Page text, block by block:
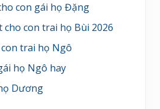
con gái họ Đặng
cho con trai họ Bùi 2026
trai họ Ngô
họ Ngô hay
Dương